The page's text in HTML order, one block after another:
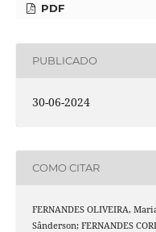
PDF
PUBLICADO
30-06-2024
COMO CITAR
FERNANDES OLIVEIRA,
Sânderson; FERNANDES